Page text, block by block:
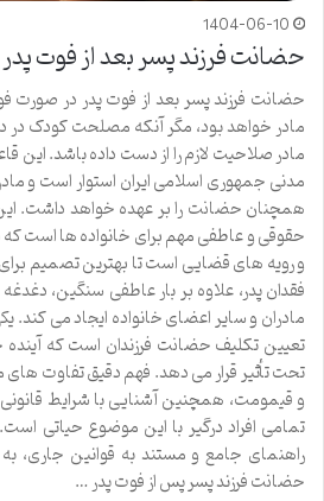
1404-06-10
حضانت فرزند پسر بعد از فوت پدر
حضانت فرزند پسر بعد از فوت پدر در صورت
مادر خواهد بود، مگر آنکه مصلحت کودک در
مدنی جمهوری اسلامی ایران استوار است و
همچنان حضانت را بر عهده خواهد داشت.
حقوقی و عاطفی مهم برای خانواده ها است که
و رویه های قضایی است تا بهترین تصمیم برای
فقدان پدر، علاوه بر بار عاطفی سنگین،
مادران و سایر اعضای خانواده ایجاد می کند.
تعیین تکلیف حضانت فرزندان است که آینده
تحت تأثیر قرار می دهد. فهم دقیق تفاوت
و قیمومت، همچنین آشنایی با شرایط
تمامی افراد درگیر با این موضوع حیاتی
راهنمای جامع و مستند به قوانین جاری،
حضانت فرزند پسر پس از فوت پدر …